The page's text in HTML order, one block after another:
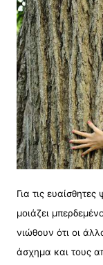
Για τις
μοιάζει
νιώθουν ότι οι
άσχημα και τους